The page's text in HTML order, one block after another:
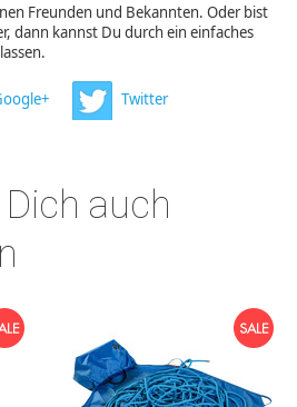
Freunden und Bekannten. Oder bist
dann kannst Du durch ein einfaches
Twitter
auch